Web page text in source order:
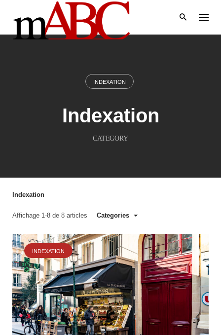
content
INDEXATION
Indexation
CATEGORY
Indexation
Affichage 1-8 de 8 articles Categories
INDEXATION